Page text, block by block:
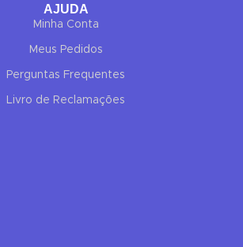
AJUDA
Minha Conta
Meus Pedidos
Perguntas Frequentes
Livro de Reclamações
Online agora